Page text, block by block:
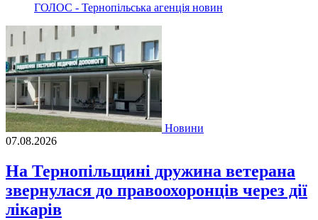
ГОЛОС - Тернопільська агенція новин
Новини
07.08.2026
На Тернопільщині дружина ветерана
звернулася до правоохоронців через дії
лікарів